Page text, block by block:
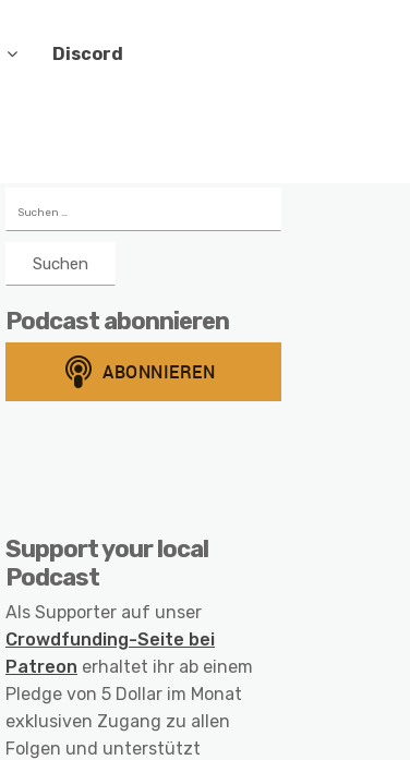
Discord
nach:
Podcast abonnieren
Support your local
Podcast
Als Supporter auf unser
Crowdfunding-Seite bei
Patreon erhaltet ihr ab einem
Pledge von 5 Dollar im Monat
exklusiven Zugang zu allen
Folgen und unterstützt